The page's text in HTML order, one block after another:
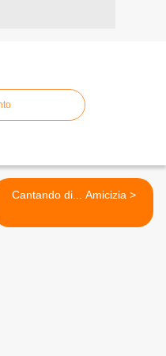
Cantando di... Amicizia >